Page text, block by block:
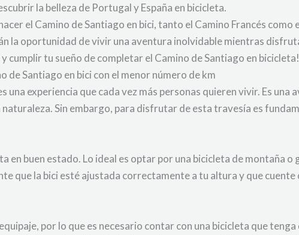
la belleza de Portugal y España en bicicleta.
el Camino de Santiago en bici, tanto el Camino Francés
la oportunidad de vivir una aventura inolvidable mientras
cumplir tu sueño de completar el Camino de Santiago en bicicleta!
de Santiago en bici con el menor número de km
una experiencia que cada vez más personas quieren vivir. Es una
Sin embargo, para disfrutar de esta travesía es
en buen estado. Lo ideal es optar por una bicicleta de montaña
que la bici esté ajustada correctamente a tu altura y que cuente
por lo que es necesario contar con una bicicleta que tenga